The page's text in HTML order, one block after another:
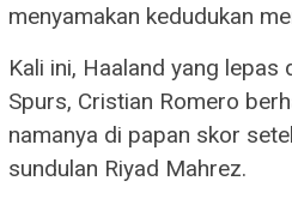
menyamakan kedudukan
Kali ini, Haaland yang lepas
Spurs, Cristian Romero
namanya di papan skor
sundulan Riyad Mahrez.